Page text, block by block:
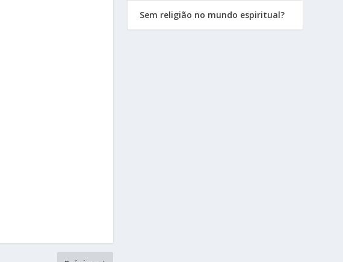
Sem religião no mundo espiritual?